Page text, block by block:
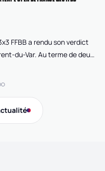
FFBB a rendu son verdict
du-Var. Au terme de deux
la plage Cousteau, Lille